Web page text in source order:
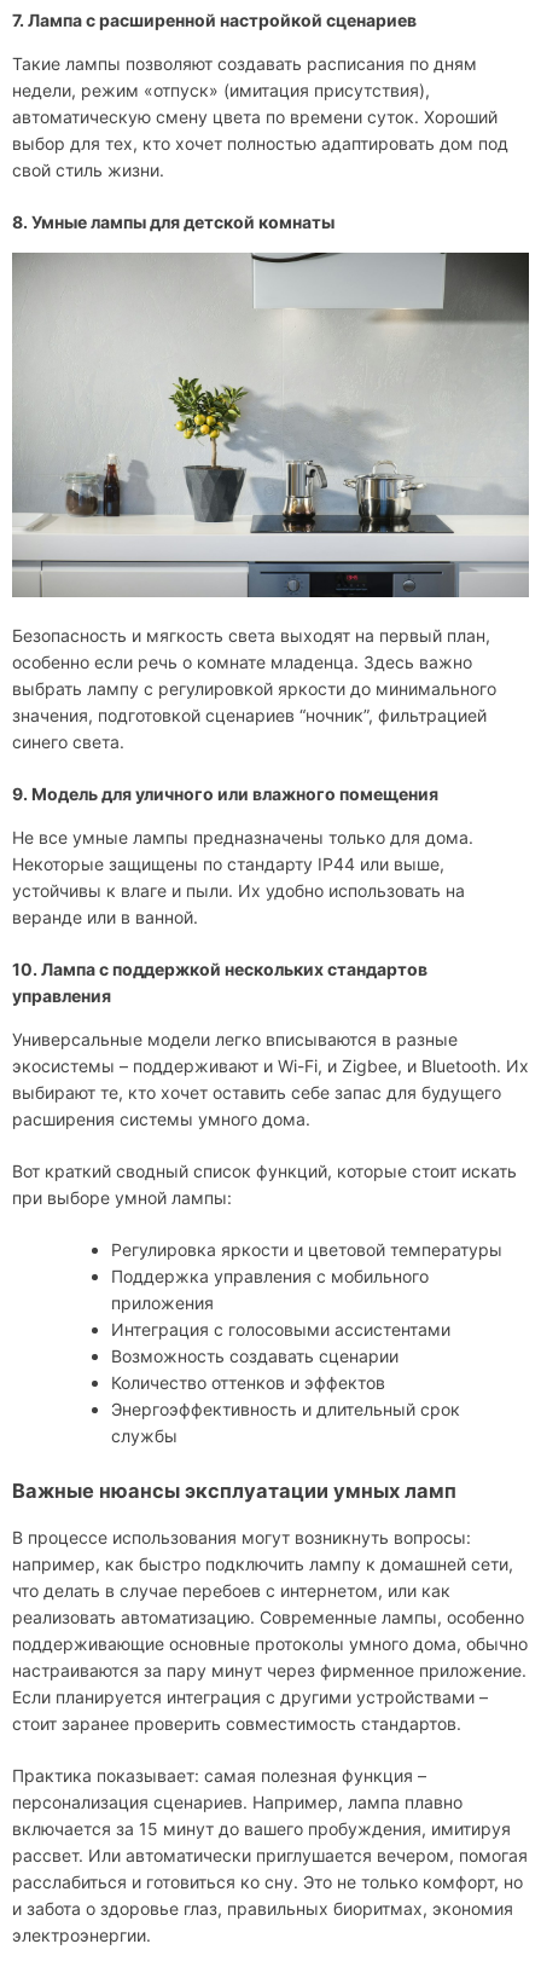
7. Лампа с расширенной настройкой сценариев
Такие лампы позволяют создавать расписания по дням
недели, режим «отпуск» (имитация присутствия),
автоматическую смену цвета по времени суток. Хороший
выбор для тех, кто хочет полностью адаптировать дом под
свой стиль жизни.
8. Умные лампы для детской комнаты
Безопасность и мягкость света выходят на первый план,
особенно если речь о комнате младенца. Здесь важно
выбрать лампу с регулировкой яркости до минимального
значения, подготовкой сценариев “ночник”, фильтрацией
синего света.
9. Модель для уличного или влажного помещения
Не все умные лампы предназначены только для дома.
Некоторые защищены по стандарту IP44 или выше,
устойчивы к влаге и пыли. Их удобно использовать на
веранде или в ванной.
10. Лампа с поддержкой нескольких стандартов
управления
Универсальные модели легко вписываются в разные
экосистемы – поддерживают и Wi-Fi, и Zigbee, и Bluetooth. Их
выбирают те, кто хочет оставить себе запас для будущего
расширения системы умного дома.
Вот краткий сводный список функций, которые стоит искать
при выборе умной лампы:
Регулировка яркости и цветовой температуры
Поддержка управления с мобильного
приложения
Интеграция с голосовыми ассистентами
Возможность создавать сценарии
Количество оттенков и эффектов
Энергоэффективность и длительный срок
службы
Важные нюансы эксплуатации умных ламп
В процессе использования могут возникнуть вопросы:
например, как быстро подключить лампу к домашней сети,
что делать в случае перебоев с интернетом, или как
реализовать автоматизацию. Современные лампы, особенно
поддерживающие основные протоколы умного дома, обычно
настраиваются за пару минут через фирменное приложение.
Если планируется интеграция с другими устройствами –
стоит заранее проверить совместимость стандартов.
Практика показывает: самая полезная функция –
персонализация сценариев. Например, лампа плавно
включается за 15 минут до вашего пробуждения, имитируя
рассвет. Или автоматически приглушается вечером, помогая
расслабиться и готовиться ко сну. Это не только комфорт, но
и забота о здоровье глаз, правильных биоритмах, экономия
электроэнергии.